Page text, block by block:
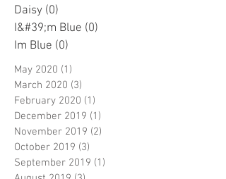
Daisy (0)
I&#39;m Blue (0)
Im Blue (0)
May 2020 (1)
March 2020 (3)
February 2020 (1)
December 2019 (1)
November 2019 (2)
October 2019 (3)
September 2019 (1)